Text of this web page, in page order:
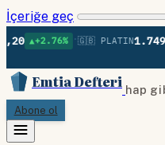
İçeriğe geç
• 🇬🇧 PLATIN1.749 ▲+1.49% •
Emtia Defteri hap
Abone ol